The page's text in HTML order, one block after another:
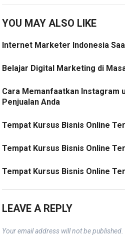
YOU MAY ALSO LIKE
Internet Marketer Indonesia
Belajar Digital Marketing di
Cara Memanfaatkan Instagram
Penjualan Anda
Tempat Kursus Bisnis Online
Tempat Kursus Bisnis Online
Tempat Kursus Bisnis Online
LEAVE A REPLY
Your email address will not be published.